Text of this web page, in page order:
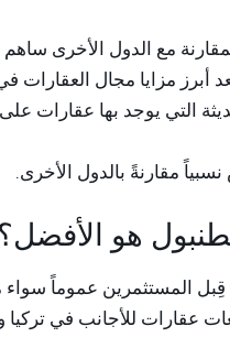
مع الدول الأخرى
أبرز مزايا مجال العقارات
التي يوجد بها عقارات
مقارنةً بالدول الأخرى.
هو الأفضل؟
المستثمرين عموماً
عقارات للأجانب في